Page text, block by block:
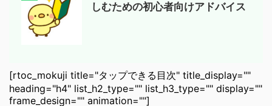
しむための初心者向けアドバイス
[rtoc_mokuji title="タップできる目次" title_display=""
heading="h4" list_h2_type="" list_h3_type="" display=""
frame_design="" animation=""]